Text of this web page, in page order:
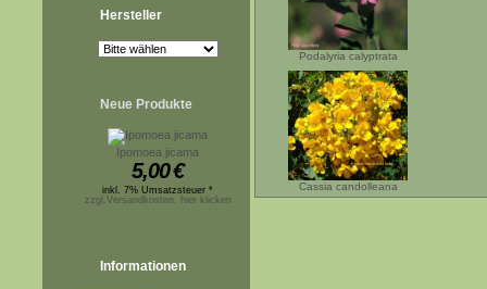
Hersteller
Neue Produkte
Ipomoea jicama
5,00€
inkl. 7% Umsatzsteuer *
zzgl.Versandkosten, hier klicken
Informationen
Podalyria calyptrata
Cassia candolleana